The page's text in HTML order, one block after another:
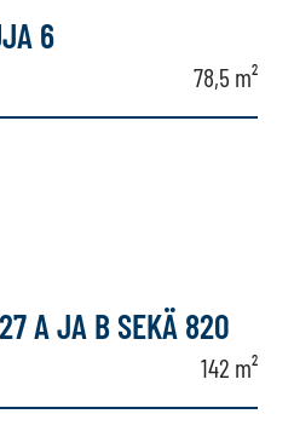
6
78,5 m²
A JA B SEKÄ 820
142 m²